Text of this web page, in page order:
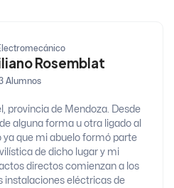
Rosemblat
Alumnos
provincia de Mendoza. Desde
alguna forma u otra ligado al
que mi abuelo formó parte
de dicho lugar y mi
directos comienzan a los
instalaciones eléctricas de